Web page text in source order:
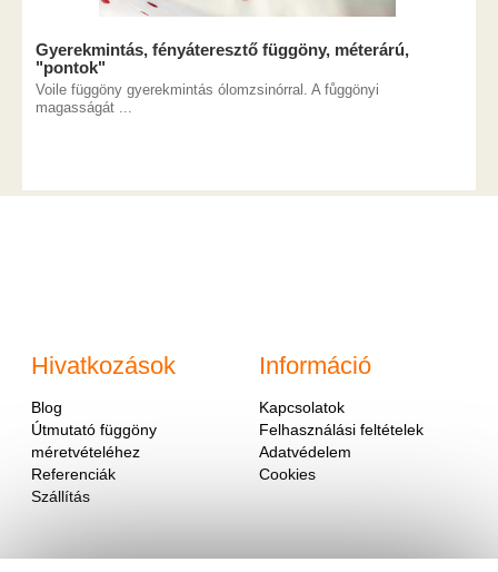
Gyerekmintás, fényáteresztő függöny, méterárú,
"pontok"
Voile függöny gyerekmintás ólomzsinórral. A fůggönyi
magasságát ...
Hivatkozások
Blog
Útmutató függöny
méretvételéhez
Referenciák
Szállítás
Információ
Kapcsolatok
Felhasználási feltételek
Adatvédelem
Cookies